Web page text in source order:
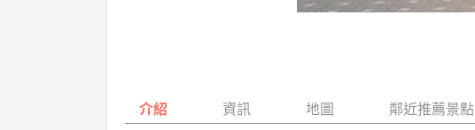
介紹 資訊 地圖 鄰近推薦景點